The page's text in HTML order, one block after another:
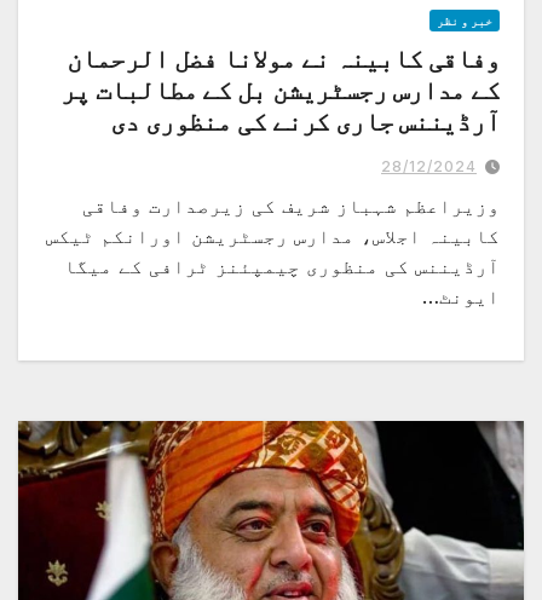
خبر و نظر
وفاقی کابینہ نے مولانا فضل الرحمان
کے مدارس رجسٹریشن بل کے مطالبات پر
آرڈیننس جاری کرنے کی منظوری دی
ہے
28/12/2024
وزیراعظم شہباز شریف کی زیرصدارت وفاقی
کابینہ اجلاس، مدارس رجسٹریشن اورانکم ٹیکس
آرڈیننس کی منظوری چیمپئنز ٹرافی کے میگا
ایونٹ…